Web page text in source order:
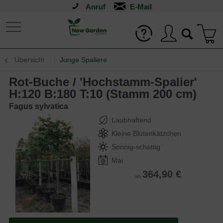
Anruf
Übersicht Junge Spaliere
Rot-Buche / 'Hochstamm-Spalier'
H:120 B:180 T:10 (Stamm 200 cm)
Fagus sylvatica
Laubhaftend
Kleine Blütenkätzchen
Sonnig-schattig
Mai
ab 364,90 €